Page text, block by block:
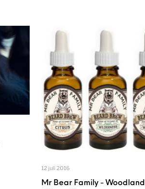
12 juli 2016
Mr Bear Family - Woodland